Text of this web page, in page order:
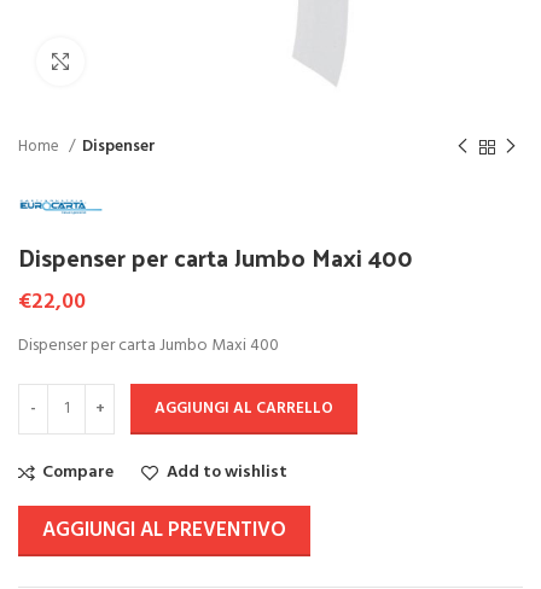
Home Dispenser
Dispenser per carta Jumbo Maxi 400
€22,00
Dispenser per carta Jumbo Maxi 400
AGGIUNGI AL CARRELLO
Compare Add to wishlist
AGGIUNGI AL PREVENTIVO